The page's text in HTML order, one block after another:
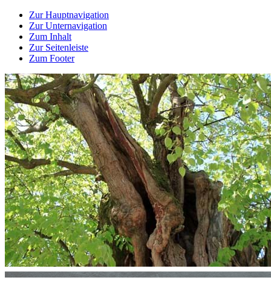
Zur Hauptnavigation
Zur Unternavigation
Zum Inhalt
Zur Seitenleiste
Zum Footer